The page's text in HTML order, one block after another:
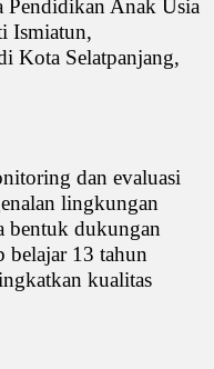
Pendidikan Anak Usia
Ismiatun,
Kota Selatpanjang,
dan evaluasi
lingkungan
bentuk dukungan
belajar 13 tahun
kualitas